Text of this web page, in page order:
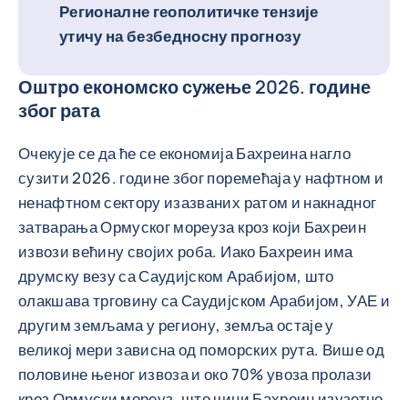
Регионалне геополитичке тензије
утичу на безбедносну прогнозу
Оштро економско сужење 2026. године
због рата
Очекује се да ће се економија Бахреина нагло
сузити 2026. године због поремећаја у нафтном и
ненафтном сектору изазваних ратом и накнадног
затварања Ормуског мореуза кроз који Бахреин
извози већину својих роба. Иако Бахреин има
друмску везу са Саудијском Арабијом, што
олакшава трговину са Саудијском Арабијом, УАЕ и
другим земљама у региону, земља остаје у
великој мери зависна од поморских рута. Више од
половине њеног извоза и око 70% увоза пролази